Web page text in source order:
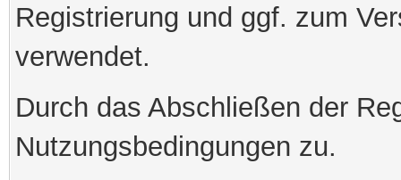
Registrierung und ggf. zum
verwendet.
Durch das Abschließen der
Nutzungsbedingungen zu.